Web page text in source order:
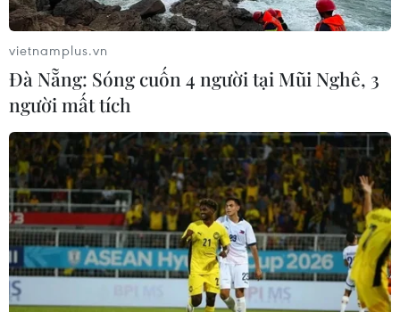
hạt nhân./.
vietnamplus.vn
Đà Nẵng: Sóng cuốn 4 người tại Mũi Nghê, 3
người mất tích